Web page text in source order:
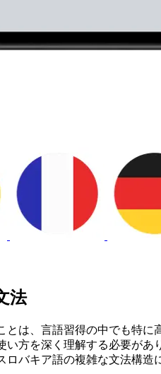
法
とは、言語習得の中でも特
方を深く理解する必要が
バキア語の複雑な文法構